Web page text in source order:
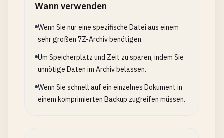
Wann verwenden
Wenn Sie nur eine spezifische Datei aus einem
sehr großen 7Z-Archiv benötigen.
Um Speicherplatz und Zeit zu sparen, indem Sie
unnötige Daten im Archiv belassen.
Wenn Sie schnell auf ein einzelnes Dokument in
einem komprimierten Backup zugreifen müssen.